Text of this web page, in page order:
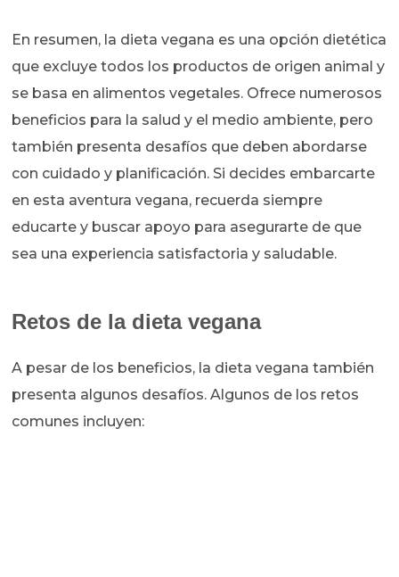
En resumen, la dieta vegana es una opción dietética
que excluye todos los productos de origen animal y
se basa en alimentos vegetales. Ofrece numerosos
beneficios para la salud y el medio ambiente, pero
también presenta desafíos que deben abordarse
con cuidado y planificación. Si decides embarcarte
en esta aventura vegana, recuerda siempre
educarte y buscar apoyo para asegurarte de que
sea una experiencia satisfactoria y saludable.
Retos de la dieta vegana
A pesar de los beneficios, la dieta vegana también
presenta algunos desafíos. Algunos de los retos
comunes incluyen: